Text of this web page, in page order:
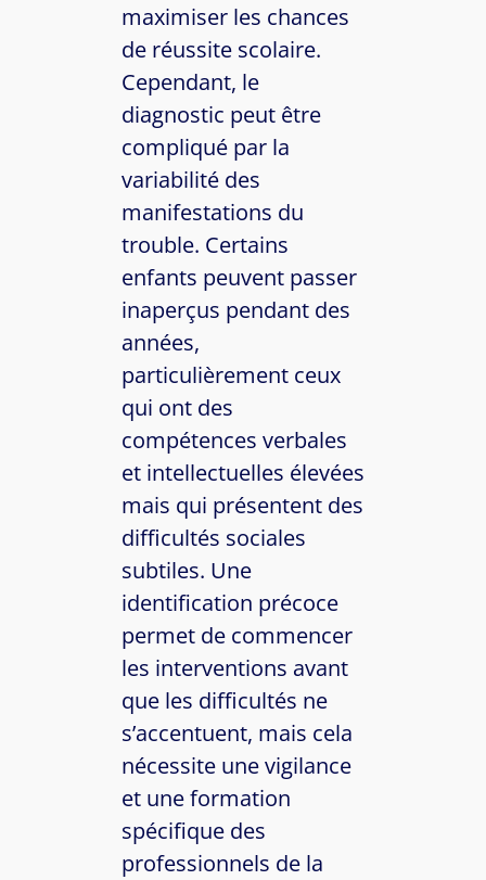
maximiser les chances
de réussite scolaire.
Cependant, le
diagnostic peut être
compliqué par la
variabilité des
manifestations du
trouble. Certains
enfants peuvent passer
inaperçus pendant des
années,
particulièrement ceux
qui ont des
compétences verbales
et intellectuelles élevées
mais qui présentent des
difficultés sociales
subtiles. Une
identification précoce
permet de commencer
les interventions avant
que les difficultés ne
s’accentuent, mais cela
nécessite une vigilance
et une formation
spécifique des
professionnels de la